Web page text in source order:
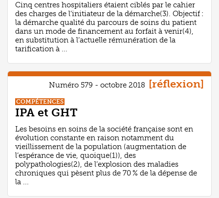
Cinq centres hospitaliers étaient ciblés par le cahier
des charges de l’initiateur de la démarche(3). Objectif :
la démarche qualité du parcours de soins du patient
dans un mode de financement au forfait à venir(4),
en substitution à l’actuelle rémunération de la
tarification à ...
Numéro 579 - octobre 2018 [réflexion]
COMPÉTENCES
IPA et GHT
Les besoins en soins de la société française sont en
évolution constante en raison notamment du
vieillissement de la population (augmentation de
l’espérance de vie, quoique(1)), des
polypathologies(2), de l’explosion des maladies
chroniques qui pèsent plus de 70 % de la dépense de
la ...